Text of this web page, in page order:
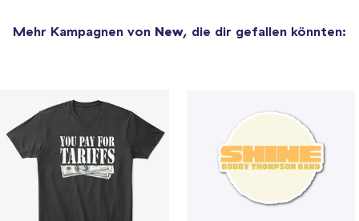
Mehr Kampagnen von New, die dir gefallen könnten: